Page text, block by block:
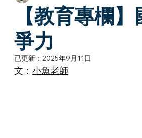
【教育專欄
爭力
已更新： 2025年9月11日
文： 小魚老師